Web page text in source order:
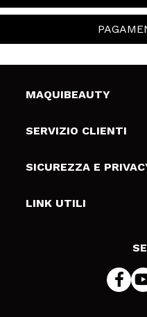
MAQUIBEAUTY
Chi siamo
Gift Cards
SERVIZIO CLIENTI
Spedizioni & Resi
Metodi di
SICUREZZA E
Termini e condizioni
LINK UTILI